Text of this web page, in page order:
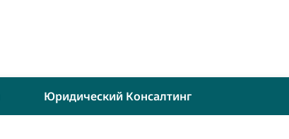
Юридический Консалтинг